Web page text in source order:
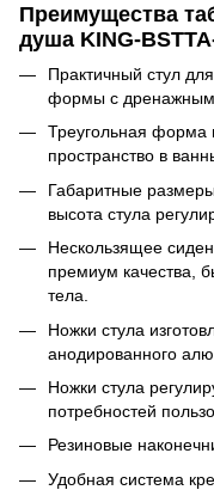
Преимущества
душа KING-
Практичный стул
формы с дренажным
Треугольная форма
пространство в
Габаритные
высота стула
Нескользящее
премиум качества,
тела.
Ножки стула
анодированного
Ножки стула
потребностей
Резиновые
Удобная система